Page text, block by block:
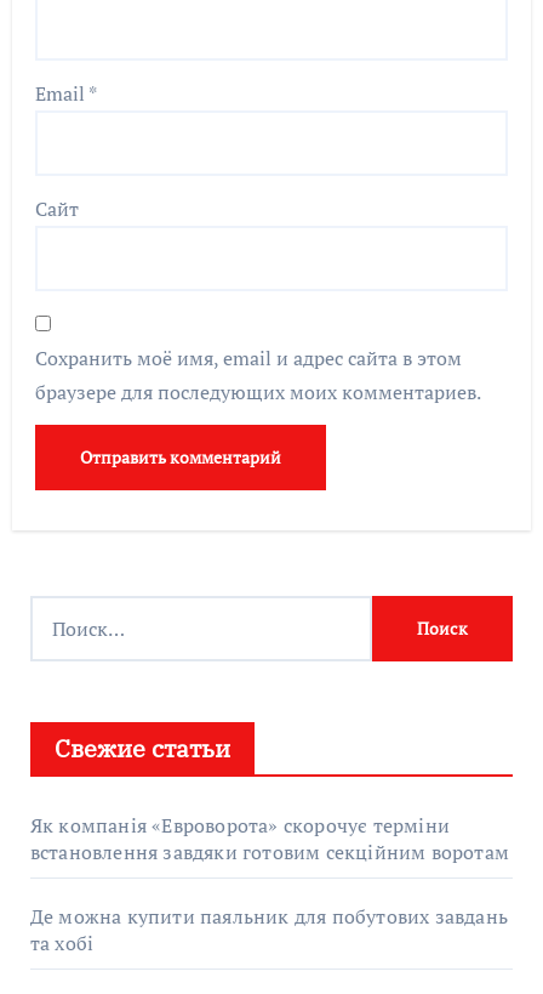
Email *
Сайт
Сохранить моё имя, email и адрес сайта в этом
браузере для последующих моих комментариев.
Свежие статьи
Як компанія «Евроворота» скорочує терміни
встановлення завдяки готовим секційним воротам
Де можна купити паяльник для побутових завдань
та хобі